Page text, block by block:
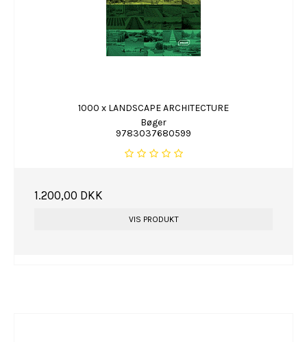
1000 x LANDSCAPE ARCHITECTURE
Bøger
9783037680599
1.200,00 DKK
VIS PRODUKT